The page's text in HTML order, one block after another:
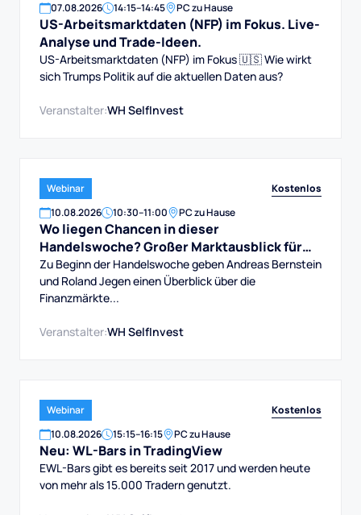
07.08.2026 14:15–14:45 PC zu Hause
US-Arbeitsmarktdaten (NFP) im Fokus. Live-
Analyse und Trade-Ideen.
US-Arbeitsmarktdaten (NFP) im Fokus 🇺🇸 Wie wirkt
sich Trumps Politik auf die aktuellen Daten aus?
Veranstalter:WH SelfInvest
Webinar
Kostenlos
10.08.2026 10:30–11:00 PC zu Hause
Wo liegen Chancen in dieser
Handelswoche? Großer Marktausblick für
DAX, Dow, Gold und Aktien
Zu Beginn der Handelswoche geben Andreas Bernstein
und Roland Jegen einen Überblick über die
Finanzmärkte...
Veranstalter:WH SelfInvest
Webinar
Kostenlos
10.08.2026 15:15–16:15 PC zu Hause
Neu: WL-Bars in TradingView
EWL-Bars gibt es bereits seit 2017 und werden heute
von mehr als 15.000 Tradern genutzt.